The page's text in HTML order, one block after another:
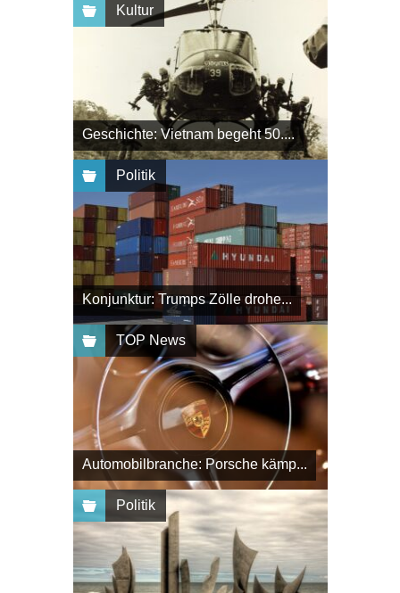
Kultur
Geschichte: Vietnam begeht 50....
Politik
Konjunktur: Trumps Zölle drohe...
TOP News
Automobilbranche: Porsche kämp...
Politik